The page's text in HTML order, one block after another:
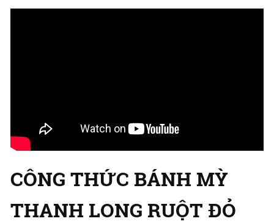
CÔNG THỨC BÁNH MỲ
THANH LONG RUỘT ĐỎ